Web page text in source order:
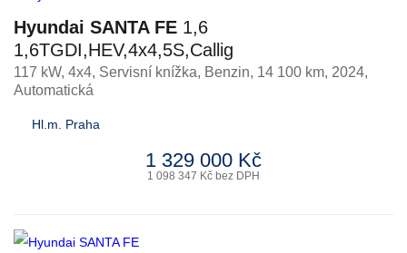
Hyundai SANTA FE 1,6
1,6TGDI,HEV,4x4,5S,Callig
117 kW, 4x4, Servisní knížka, Benzin, 14 100 km, 2024,
Automatická
Hl.m. Praha
1 329 000 Kč
1 098 347 Kč bez DPH